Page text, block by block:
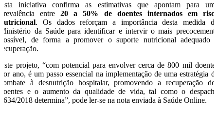
Esta iniciativa confirma as estimativas que apontam para uma
prevalência entre20 a 50% de doentes internados em risco
nutricional. Os dados reforçam a importância desta medida do
Ministério da Saúde para identificar e intervir o mais precocemente
possível, de forma a promover o suporte nutricional adequado à
recuperação.
Este projeto, “com potencial para envolver cerca de 800 mil doentes
por ano, é um passo essencial na implementação de uma estratégia de
combate à desnutrição hospitalar, promovendo a recuperação dos
doentes e o aumento da qualidade de vida, tal como o despacho
6634/2018 determina”, pode ler-se na nota enviada à Saúde Online.